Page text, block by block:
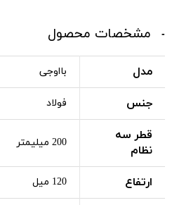
مشخصات محصول
مدل بااوجی
جنس فولاد
قطر سه
نظام
200 میلیمتر
ارتفاع 120 میل